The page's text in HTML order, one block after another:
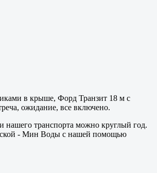
в крыше, Форд Транзит 18 м с
ожидание, все включено.
транспорта можно круглый год.
- Мин Воды с нашей помощью